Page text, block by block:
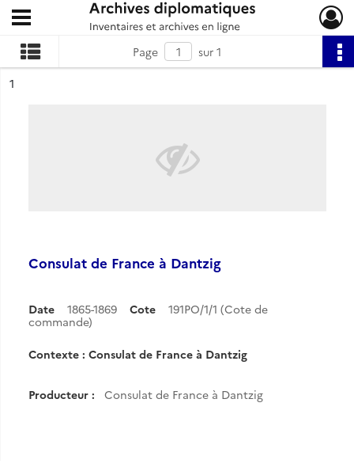
Archives diplomatiques
Ouvrir le menu déroulant
Page
sur 1
n°
1
Consulat de France à Dantzig
Date 1865-1869 Cote
191PO/1/1 (Cote de
commande)
Contexte : Consulat de France à Dantzig
Producteur : Consulat de France à Dantzig